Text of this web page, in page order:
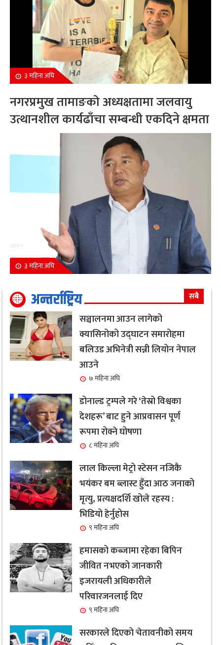
३ महिना अघि
नगरप्रमुख तामाङको अध्यक्षतामा जलवायु
उत्थानशील कार्यढाँचा सम्बन्धी एकदिने क्षमता
अभिवृद्धि कार्यक्रम सम्पन्न
३ महिना अघि
अन्तर्राष्ट्रिय सबै
सञ्चालनमा आउन लागेको
क्यासिनोको उद्घाटन समारोहमा
बलिउड अभिनेत्री सन्नी लियोन नेपाल
आउने
७ महिना अघि
डोनाल्ड ट्रम्पले गरे ‘तेस्रो विश्वका
देशहरू’ बाट हुने आप्रवासन पूर्ण
रूपमा रोक्ने घोषणा
८ महिना अघि
लाल किल्ला मेट्रो स्टेसन नजिकै
भयंकर बम ब्लास्ट हुँदा आठ जनाको
मृत्यु, प्रत्यक्षदर्शि खोले रहस्य :
भिडियो हेर्नुहोस
९ महिना अघि
हमासको कब्जामा रहेका बिपिन
जीवित नभएको जानकारी
इजरायली अधिकारीले
परिवारजनलाई दिए
९ महिना अघि
सरकारले दिएको चेतावनीको समय